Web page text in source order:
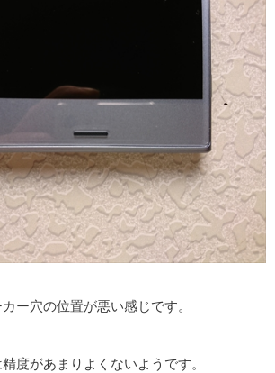
ー穴の位置が悪い感じです。
度があまりよくないようです。